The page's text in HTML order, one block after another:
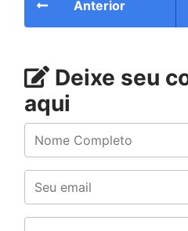
Anterior
Deixe seu
aqui